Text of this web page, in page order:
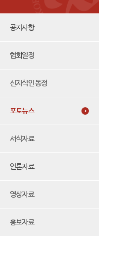
공지사항
협회일정
신지식인 동정
포토뉴스
서식자료
언론자료
영상자료
홍보자료